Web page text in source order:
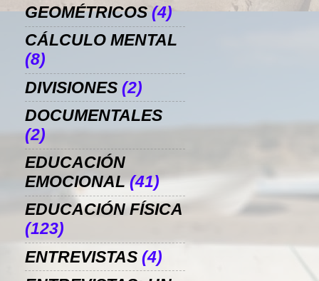
GEOMÉTRICOS (4)
CÁLCULO MENTAL
(8)
DIVISIONES (2)
DOCUMENTALES
(2)
EDUCACIÓN
EMOCIONAL (41)
EDUCACIÓN FÍSICA
(123)
ENTREVISTAS (4)